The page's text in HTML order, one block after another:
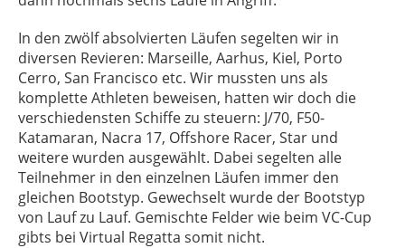
In den zwölf absolvierten Läufen segelten wir in
diversen Revieren: Marseille, Aarhus, Kiel, Porto
Cerro, San Francisco etc. Wir mussten uns als
komplette Athleten beweisen, hatten wir doch die
verschiedensten Schiffe zu steuern: J/70, F50-
Katamaran, Nacra 17, Offshore Racer, Star und
weitere wurden ausgewählt. Dabei segelten alle
Teilnehmer in den einzelnen Läufen immer den
gleichen Bootstyp. Gewechselt wurde der Bootstyp
von Lauf zu Lauf. Gemischte Felder wie beim VC-Cup
gibts bei Virtual Regatta somit nicht.